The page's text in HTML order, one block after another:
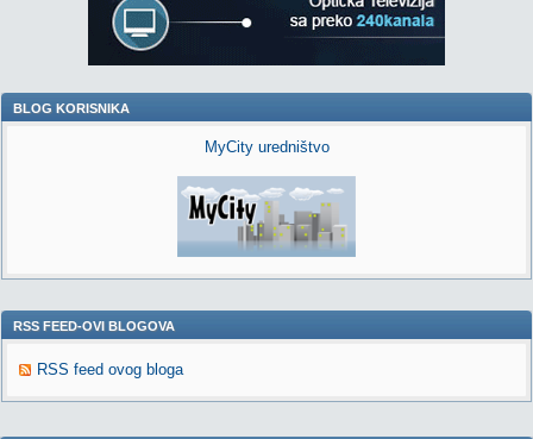
BLOG KORISNIKA
MyCity uredništvo
RSS FEED-OVI BLOGOVA
RSS feed ovog bloga